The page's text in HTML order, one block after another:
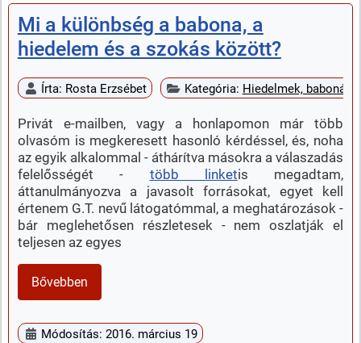
Mi a különbség a babona, a
hiedelem és a szokás között?
Írta: Rosta Erzsébet Kategória: Hiedelmek, babonák
Privát e-mailben, vagy a honlapomon már több
olvasóm is megkeresett hasonló kérdéssel, és, noha
az egyik alkalommal - áthárítva másokra a válaszadás
felelősségét - több linketis megadtam,
áttanulmányozva a javasolt forrásokat, egyet kell
értenem G.T. nevű látogatómmal, a meghatározások -
bár meglehetősen részletesek - nem oszlatják el
teljesen az egyes
Bővebben
Módosítás: 2016. március 19